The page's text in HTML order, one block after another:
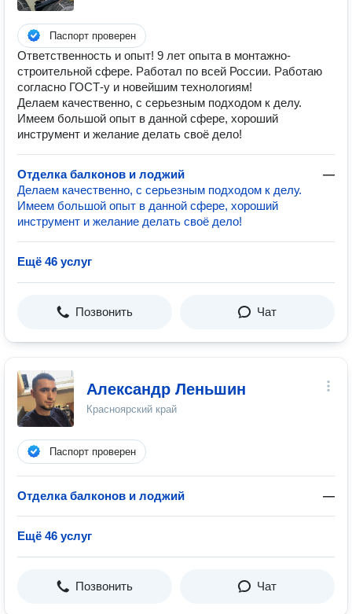
Паспорт проверен
Ответственность и опыт! 9 лет опыта в монтажно-
строительной сфере. Работал по всей России. Работаю
согласно ГОСТ-у и новейшим технологиям!
Делаем качественно, с серьезным подходом к делу.
Имеем большой опыт в данной сфере, хороший
инструмент и желание делать своё дело!
Отделка балконов и лоджий
—
Делаем качественно, с серьезным подходом к делу.
Имеем большой опыт в данной сфере, хороший
инструмент и желание делать своё дело!
Ещё 46 услуг
Позвонить Чат
Александр Леньшин
Красноярский край
Паспорт проверен
Отделка балконов и лоджий —
Ещё 46 услуг
Позвонить Чат